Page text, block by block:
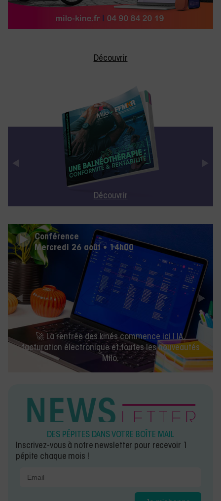
Découvrir
Découvrir
Conférence
Mercredi 26 août • 14h00
🚀 La rentrée des kinés commence ici ! IA,
facturation électronique et toutes les nouveautés
Milo.
DES PÉPITES DANS VOTRE BOÎTE MAIL
Inscrivez-vous à notre newsletter pour recevoir 1
pépite chaque mois !